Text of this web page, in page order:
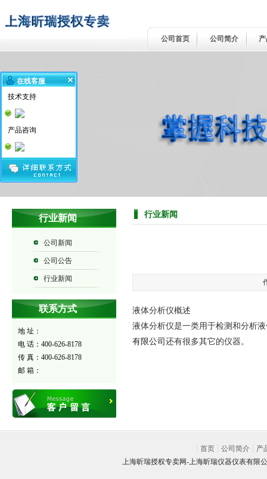
公司首页 公司简介
行业新闻
公司新闻
公司公告
行业新闻
联系方式
地 址：
电 话：400-626-8178
传 真：400-626-8178
邮 箱：
行业新闻
液体分析仪概述
液体分析仪是一类用于检测和分析
有限公司 还有很多其它的仪器。
首页 公司简介
产
上海昕瑞授权专卖网-上海昕瑞仪器仪表有限
在线客服
技术支持
产品咨询